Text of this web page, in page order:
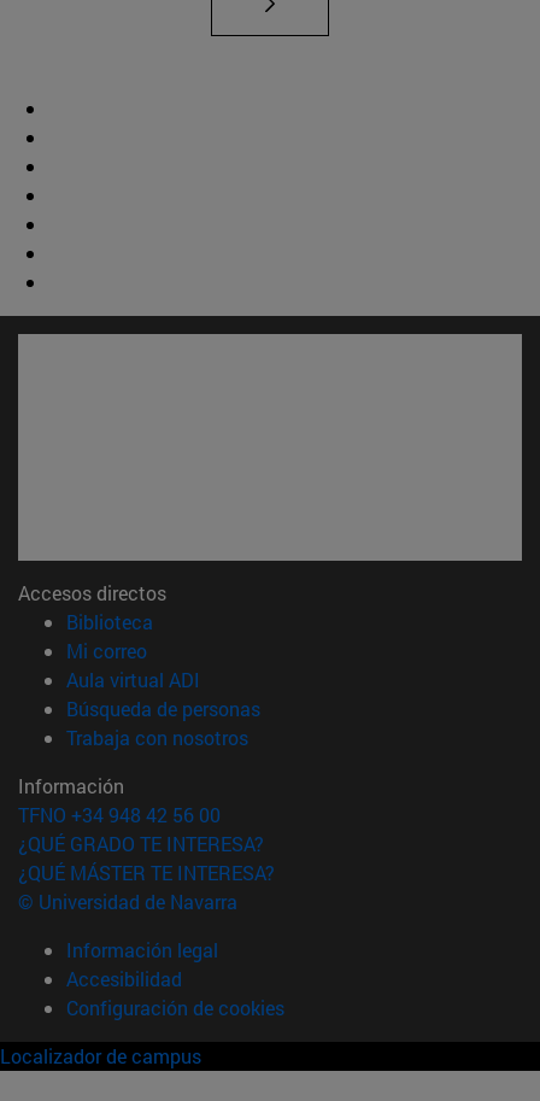
Accesos directos
Biblioteca
Mi correo(abre en nueva ventana)
Aula virtual ADI
Búsqueda de personas(abre en nueva ventana)
Trabaja con nosotros(abre en nueva ventana)
Información
TFNO +34 948 42 56 00
¿QUÉ GRADO TE INTERESA?
¿QUÉ MÁSTER TE INTERESA?
© Universidad de Navarra
Información legal
Accesibilidad
Configuración de cookies
Localizador de campus